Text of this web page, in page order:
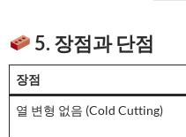
5. 장점과 단점
장점
열 변형 없음 (Cold Cutting)